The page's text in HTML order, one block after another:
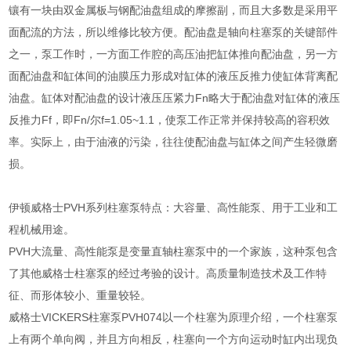
镶有一块由双金属板与钢配油盘组成的摩擦副，而且大多数是采用平
面配流的方法，所以维修比较方便。配油盘是轴向柱塞泵的关键部件
之一，泵工作时，一方面工作腔的高压油把缸体推向配油盘，另一方
面配油盘和缸体间的油膜压力形成对缸体的液压反推力使缸体背离配
油盘。缸体对配油盘的设计液压压紧力Fn略大于配油盘对缸体的液压
反推力Ff，即Fn/尔f=1.05~1.1，使泵工作正常并保持较高的容积效
率。实际上，由于油液的污染，往往使配油盘与缸体之间产生轻微磨
损。
伊顿威格士PVH系列柱塞泵特点：大容量、高性能泵、用于工业和工
程机械用途。
PVH大流量、高性能泵是变量直轴柱塞泵中的一个家族，这种泵包含
了其他威格士柱塞泵的经过考验的设计。高质量制造技术及工作特
征、而形体较小、重量较轻。
威格士VICKERS柱塞泵PVH074以一个柱塞为原理介绍，一个柱塞泵
上有两个单向阀，并且方向相反，柱塞向一个方向运动时缸内出现负